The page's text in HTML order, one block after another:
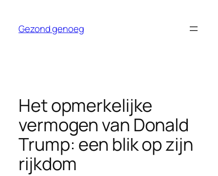
Gezond genoeg
Het opmerkelijke
vermogen van Donald
Trump: een blik op zijn
rijkdom